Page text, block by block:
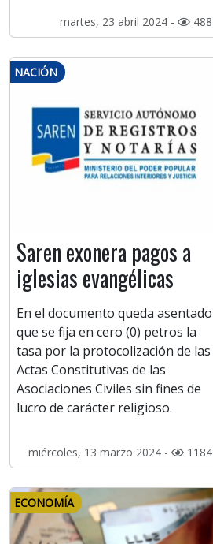
martes, 23 abril 2024 - 488
NACIÓN
Saren exonera pagos a
iglesias evangélicas
En el documento queda asentado
que se fija en cero (0) petros la
tasa por la protocolización de las
Actas Constitutivas de las
Asociaciones Civiles sin fines de
lucro de carácter religioso.
miércoles, 13 marzo 2024 - 1184
ECONOMÍA